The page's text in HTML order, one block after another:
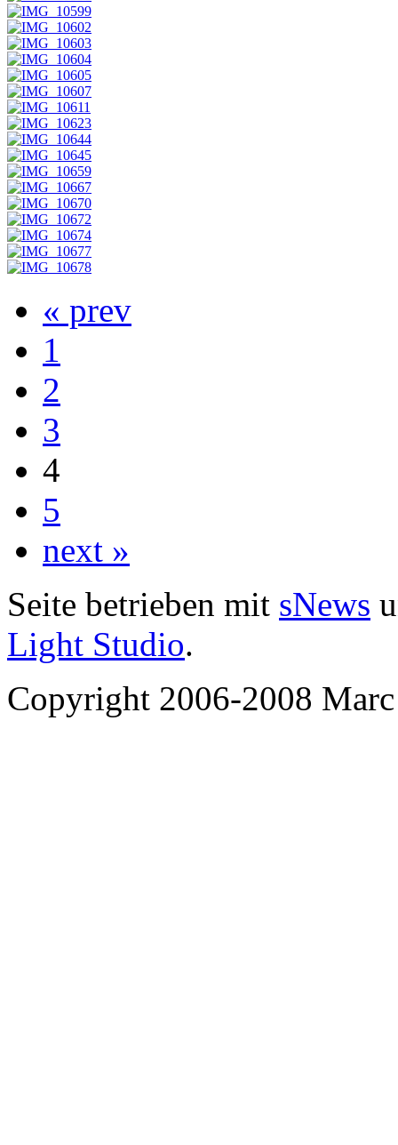
« prev
1
2
3
4
5
next »
Seite betrieben mit sNews
Light Studio.
Copyright 2006-2008